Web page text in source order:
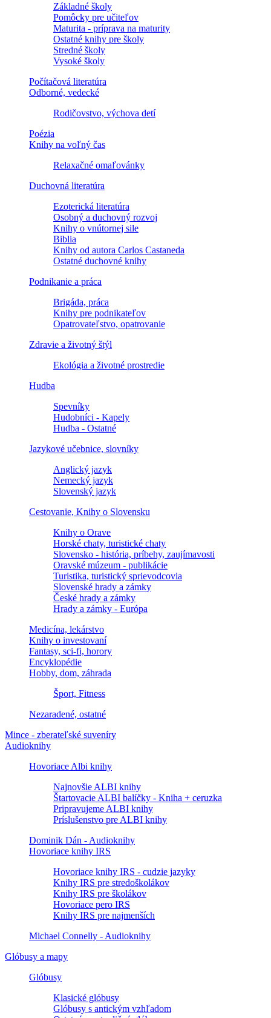
Základné školy
Pomôcky pre učiteľov
Maturita - príprava na maturity
Ostatné knihy pre školy
Stredné školy
Vysoké školy
Počítačová literatúra
Odborné, vedecké
Rodičovstvo, výchova detí
Poézia
Knihy na voľný čas
Relaxačné omaľovánky
Duchovná literatúra
Ezoterická literatúra
Osobný a duchovný rozvoj
Knihy o vnútornej sile
Biblia
Knihy od autora Carlos Castaneda
Ostatné duchovné knihy
Podnikanie a práca
Brigáda, práca
Knihy pre podnikateľov
Opatrovateľstvo, opatrovanie
Zdravie a životný štýl
Ekológia a životné prostredie
Hudba
Spevníky
Hudobníci - Kapely
Hudba - Ostatné
Jazykové učebnice, slovníky
Anglický jazyk
Nemecký jazyk
Slovenský jazyk
Cestovanie, Knihy o Slovensku
Knihy o Orave
Horské chaty, turistické chaty
Slovensko - história, príbehy, zaujímavosti
Oravské múzeum - publikácie
Turistika, turistický sprievodcovia
Slovenské hrady a zámky
České hrady a zámky
Hrady a zámky - Európa
Medicína, lekárstvo
Knihy o investovaní
Fantasy, sci-fi, horory
Encyklopédie
Hobby, dom, záhrada
Šport, Fitness
Nezaradené, ostatné
Mince - zberateľské suveníry
Audioknihy
Hovoriace Albi knihy
Najnovšie ALBI knihy
Štartovacie ALBI balíčky - Kniha + ceruzka
Pripravujeme ALBI knihy
Príslušenstvo pre ALBI knihy
Dominik Dán - Audioknihy
Hovoriace knihy IRS
Hovoriace knihy IRS - cudzie jazyky
Knihy IRS pre stredoškolákov
Knihy IRS pre školákov
Hovoriace pero IRS
Knihy IRS pre najmenších
Michael Connelly - Audioknihy
Glóbusy a mapy
Glóbusy
Klasické glóbusy
Glóbusy s antickým vzhľadom